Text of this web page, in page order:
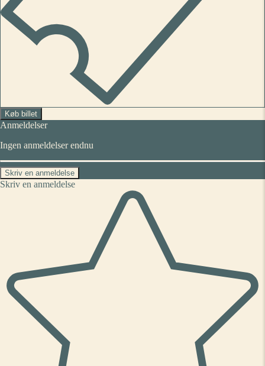
Køb billet
Anmeldelser
Ingen anmeldelser endnu
Skriv en anmeldelse
Skriv en anmeldelse